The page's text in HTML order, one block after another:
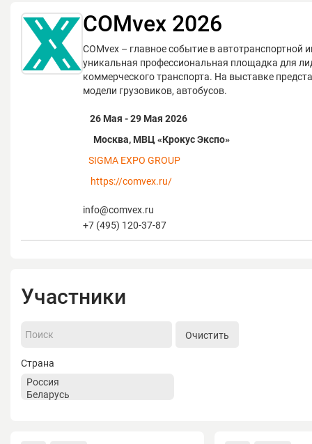
COMvex 2026
COMvex – главное событие в автотранспортной
уникальная профессиональная площадка для
коммерческого транспорта. На выставке
модели грузовиков, автобусов.
26 Мая - 29 Мая 2026
Москва, МВЦ «Крокус Экспо»
SIGMA EXPO GROUP
https://comvex.ru/
info@comvex.ru
+7 (495) 120-37-87
Участники
Очистить
Страна
Посетителям